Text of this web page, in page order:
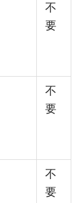
不
要
不
要
不
要